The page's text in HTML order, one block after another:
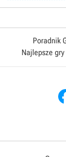
Poradnik
Najlepsze